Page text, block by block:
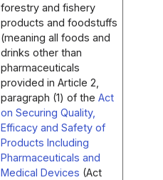
forestry and fishery
products and foodstuffs
(meaning all foods and
drinks other than
pharmaceuticals
provided in Article 2,
paragraph (1) of theAct
on Securing Quality,
Efficacy and Safety of
Products Including
Pharmaceuticals and
Medical Devices (Act